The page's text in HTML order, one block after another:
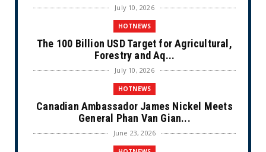
July 10, 2026
HOTNEWS
The 100 Billion USD Target for Agricultural,
Forestry and Aq...
July 10, 2026
HOTNEWS
Canadian Ambassador James Nickel Meets
General Phan Van Gian...
June 23, 2026